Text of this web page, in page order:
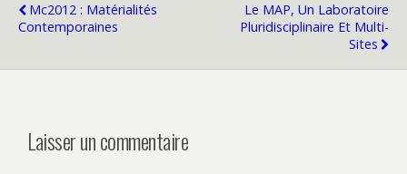
Mc2012 : Matérialités
Contemporaines
Le MAP, Un Laboratoire
Pluridisciplinaire Et Multi-
Sites
Laisser un commentaire